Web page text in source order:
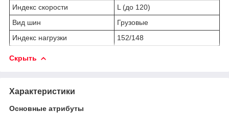
Индекс скорости
L (до 120)
Вид шин
Грузовые
Индекс нагрузки
152/148
Скрыть
Характеристики
Основные атрибуты